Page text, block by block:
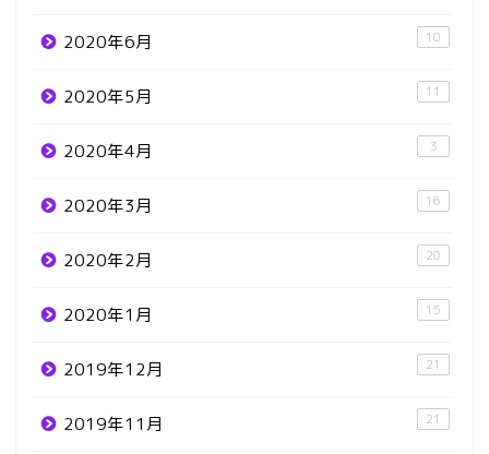
2020年6月 10
2020年5月 11
2020年4月 3
2020年3月 16
2020年2月 20
2020年1月 15
2019年12月 21
2019年11月 21